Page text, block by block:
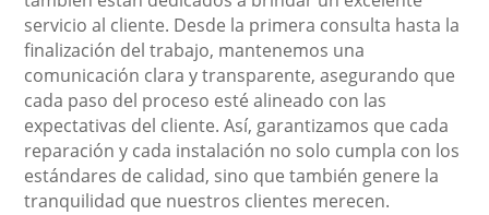
servicio al cliente. Desde la primera consulta hasta la
finalización del trabajo, mantenemos una
comunicación clara y transparente, asegurando que
cada paso del proceso esté alineado con las
expectativas del cliente. Así, garantizamos que cada
reparación y cada instalación no solo cumpla con los
estándares de calidad, sino que también genere la
tranquilidad que nuestros clientes merecen.